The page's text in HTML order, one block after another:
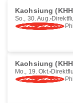
Kaohsiung
So., 30. Aug.
Kaohsiung
Mo., 19. Okt.